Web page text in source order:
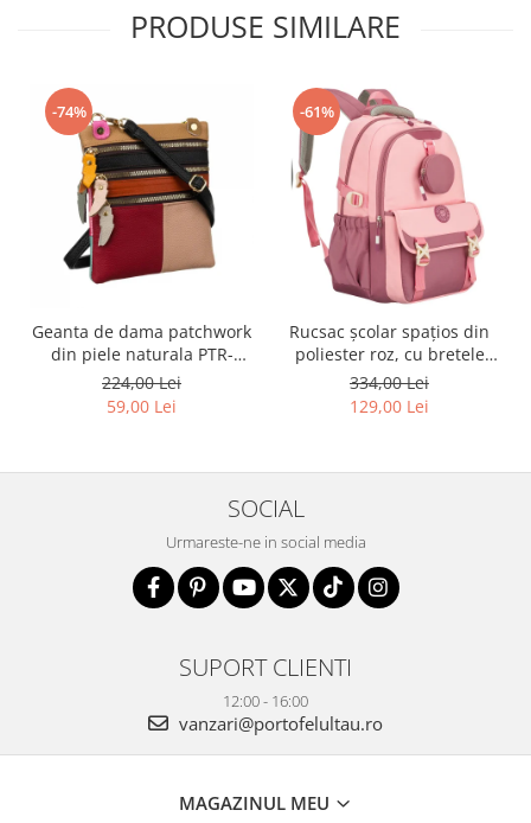
PRODUSE SIMILARE
-74%
Geanta de dama patchwork
din piele naturala PTR-
1718-SKL-6922 MULTI
224,00 Lei
59,00 Lei
-61%
Rucsac școlar spațios din
poliester roz, cu bretele
reglabile - Peterson PTR-
PTN 8610-1327 PINK
334,00 Lei
129,00 Lei
SOCIAL
Urmareste-ne in social media
SUPORT CLIENTI
12:00 - 16:00
vanzari@portofelultau.ro
MAGAZINUL MEU